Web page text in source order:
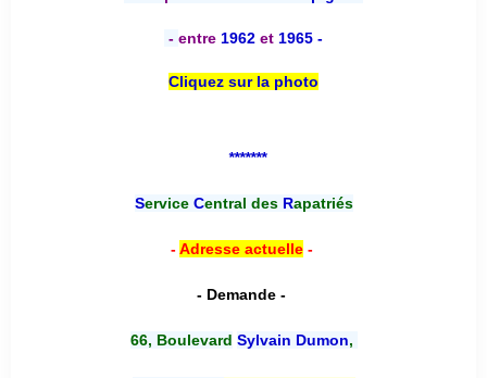
- entre 1962 et 1965 -
Cliquez sur la photo
*******
Service Central desRapatriés
-Adresse actuelle-
- Demande -
66, Boulevard Sylvain Dumon,